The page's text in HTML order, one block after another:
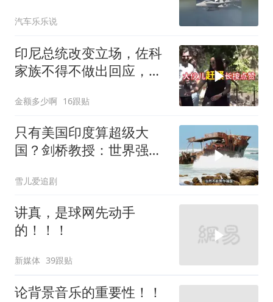
汽车乐乐说
印尼总统改变立场，佐科
家族不得不做出回应，局
金额多少啊 16跟贴
只有美国印度算超级大
国？剑桥教授：世界强国
雪儿爱追剧
讲真，是球网先动手
的！！！
新媒体 39跟贴
论背景音乐的重要性！！